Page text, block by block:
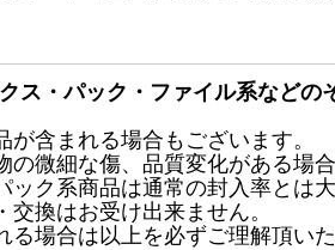
ス・パック・ファイル系などの
含まれる場合もございます。
微細な傷、品質変化がある場合
ック系商品は通常の封入率とは
換はお受け出来ません。
る場合は以上を必ずご理解頂い